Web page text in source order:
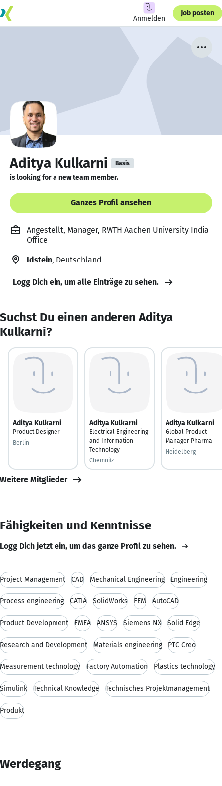
Anmelden
Job posten
Aditya Kulkarni Basis
is looking for a new team member.
Ganzes Profil ansehen
Angestellt, Manager, RWTH Aachen University India
Office
Idstein, Deutschland
Logg Dich ein, um alle Einträge zu sehen.
Suchst Du einen anderen Aditya
Kulkarni?
Aditya Kulkarni
Product Designer
Berlin
Aditya Kulkarni
Electrical Engineering
and Information
Technology
Chemnitz
Aditya Kulkarni
Global Product
Manager Pharma
Heidelberg
Weitere Mitglieder
Fähigkeiten und Kenntnisse
Logg Dich jetzt ein, um das ganze Profil zu sehen.
Project Management CAD Mechanical Engineering Engineering
Process engineering CATIA SolidWorks FEM AutoCAD
Product Development FMEA ANSYS Siemens NX Solid Edge
Research and Development Materials engineering PTC Creo
Measurement technology Factory Automation Plastics technology
Simulink Technical Knowledge Technisches Projektmanagement
Produkt
Werdegang